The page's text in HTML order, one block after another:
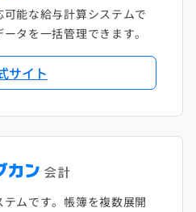
能な給与計算システムで
タを一括管理できます。
サイト
ムです。帳簿を複数展開